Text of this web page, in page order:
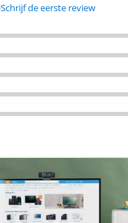
Schrijf de eerste review